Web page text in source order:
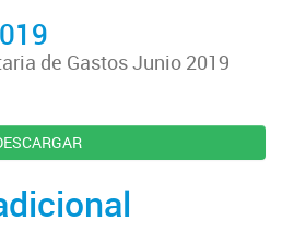
de Gastos Junio 2019